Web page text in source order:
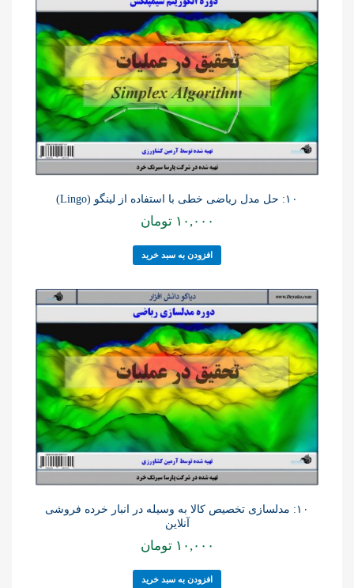
۱۰: حل مدل ریاضی خطی با استفاده از لینگو (Lingo)
۱۰,۰۰۰ تومان
افزودن به سبد خرید
۱۰: مدلسازی تخصیص کالا به وسیله در انبار خرده فروشی
آنلاین
۱۰,۰۰۰ تومان
افزودن به سبد خرید